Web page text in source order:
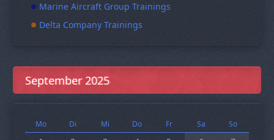
Marine Aircraft Group Trainings
Delta Company Trainings
September 2025
Mo Di Mi Do Fr Sa So